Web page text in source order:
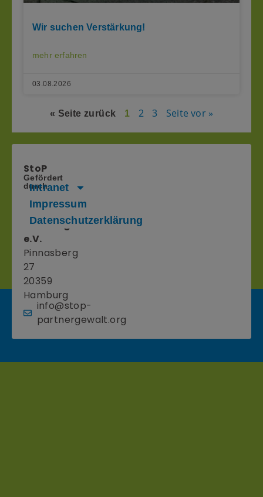
Wir suchen Verstärkung!
mehr erfahren
03.08.2026
« Seite zurück 1 2 3 Seite vor »
StoP
–
ohne
Partnergewalt
e.V.
Pinnasberg
27
20359
Hamburg
info@stop-
partnergewalt.org
Intranet
Impressum
Datenschutzerklärung
Gefördert
durch